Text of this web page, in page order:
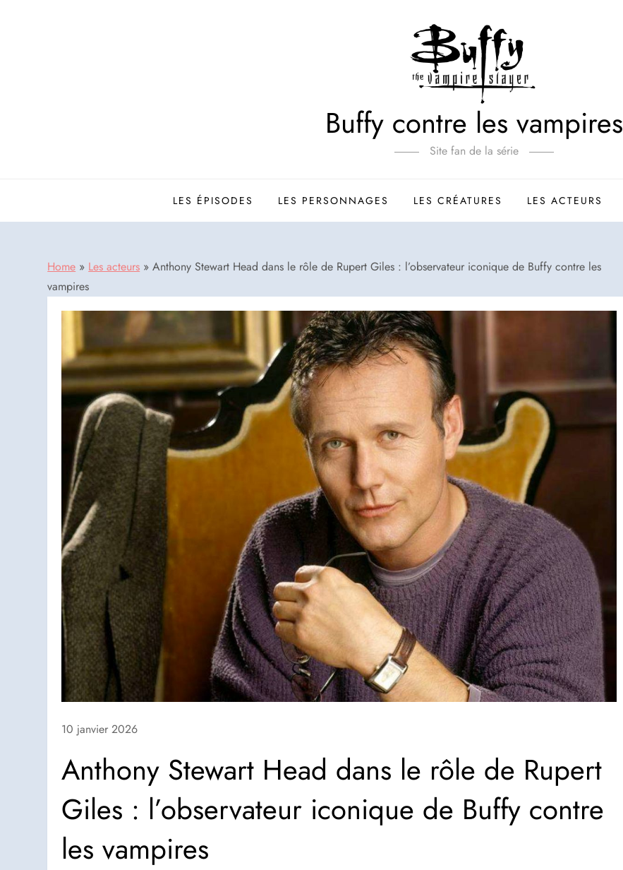
Buffy contre les vampires
Site fan de la série
LES ÉPISODES LES PERSONNAGES LES CRÉATURES LES ACTEURS
Home » Les acteurs » Anthony Stewart Head dans le rôle de Rupert Giles : l’observateur iconique de Buffy contre les
vampires
10 janvier 2026
Anthony Stewart Head dans le rôle de Rupert
Giles : l’observateur iconique de Buffy contre
les vampires